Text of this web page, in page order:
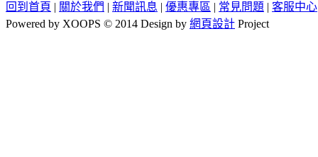
回到首頁 | 關於我們 | 新聞訊息 | 優惠專區 | 常見問題 | 客服中心
Powered by XOOPS © 2014 Design by 網頁設計 Project